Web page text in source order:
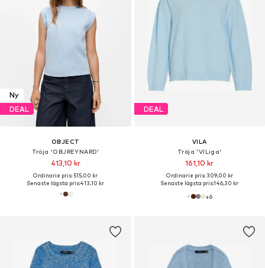
Ny
DEAL
OBJECT
Tröja 'OBJREYNARD'
413,10 kr
Ordinarie pris: 515,00 kr
Senaste lägsta pris:413,10 kr
DEAL
VILA
Tröja 'VILiga'
161,10 kr
Ordinarie pris: 309,00 kr
Senaste lägsta pris:146,30 kr
+6